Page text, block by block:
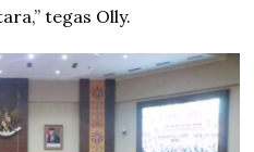
tegas Olly.